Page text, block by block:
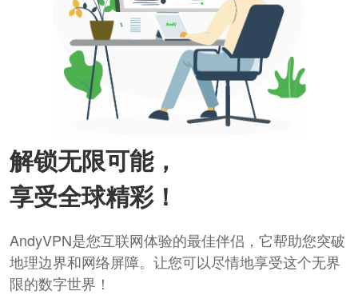
解锁无限可能，
享受全球精彩！
AndyVPN是您互联网体验的最佳伴侣，它帮助您突破
地理边界和网络屏障。让您可以尽情地享受这个无界
限的数字世界！